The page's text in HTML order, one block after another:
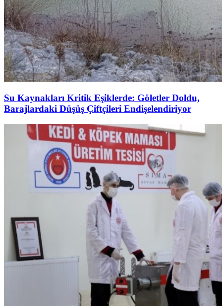
Su Kaynakları Kritik Eşiklerde: Göletler Doldu,
Barajlardaki Düşüş Çiftçileri Endişelendiriyor